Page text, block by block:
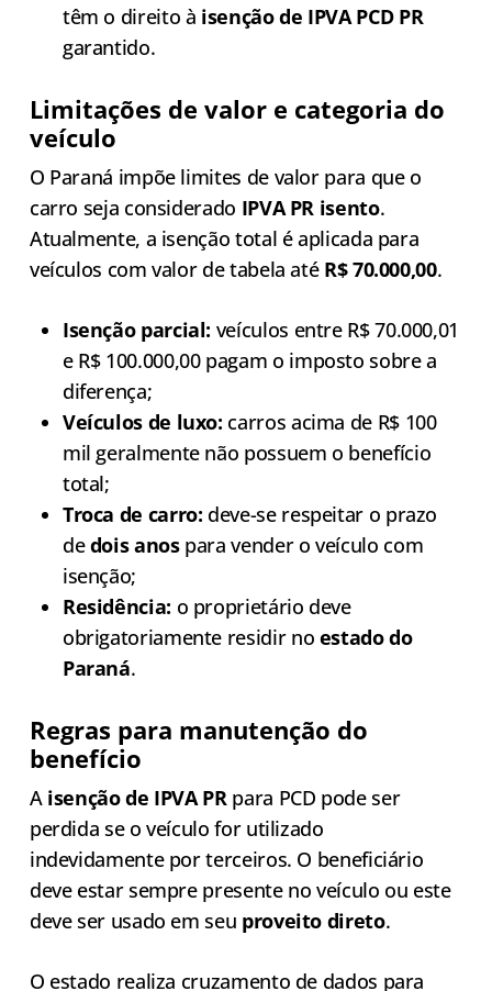
têm o direito à isenção de IPVA PCD PR
garantido.
Limitações de valor e categoria do
veículo
O Paraná impõe limites de valor para que o
carro seja considerado IPVA PR isento.
Atualmente, a isenção total é aplicada para
veículos com valor de tabela até R$ 70.000,00.
Isenção parcial: veículos entre R$ 70.000,01
e R$ 100.000,00 pagam o imposto sobre a
diferença;
Veículos de luxo: carros acima de R$ 100
mil geralmente não possuem o benefício
total;
Troca de carro: deve-se respeitar o prazo
dedois anospara vender o veículo com
isenção;
Residência: o proprietário deve
obrigatoriamente residir no estado do
Paraná.
Regras para manutenção do
benefício
A isenção de IPVA PR para PCD pode ser
perdida se o veículo for utilizado
indevidamente por terceiros. O beneficiário
deve estar sempre presente no veículo ou este
deve ser usado em seu proveito direto.
O estado realiza cruzamento de dados para